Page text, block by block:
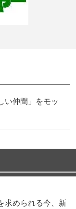
い仲間」をモッ
求められる今、新